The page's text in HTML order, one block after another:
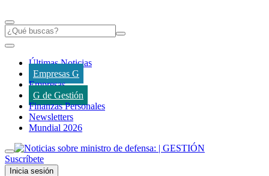
Últimas Noticias
Empresas G
Empresas
G de Gestión
Finanzas Personales
Newsletters
Mundial 2026
Suscríbete
Inicia sesión